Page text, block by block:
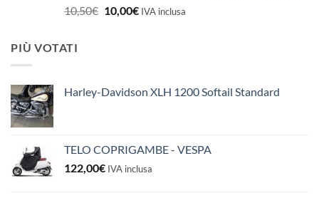
10,50€ Il
10,00€IlIVA inclusa
PIÙ VOTATI
Harley-Davidson XLH 1200 Softail Standard
TELO COPRIGAMBE - VESPA
122,00€ IVA inclusa